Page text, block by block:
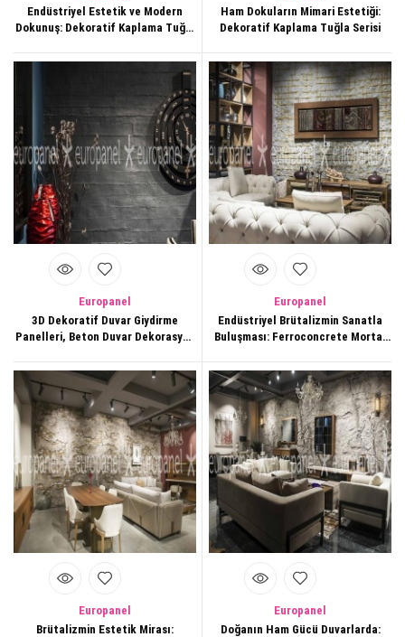
Endüstriyel Estetik ve Modern
Dokunuş: Dekoratif Kaplama Tuğla
Ham Dokuların Mimari Estetiği:
Dekoratif Kaplama Tuğla Serisi
Europanel
3D Dekoratif Duvar Giydirme
Panelleri, Beton Duvar Dekorasyon
Europanel
Endüstriyel Brütalizmin Sanatla
Buluşması: Ferroconcrete Mortar
Europanel
Brütalizmin Estetik Mirası:
Europanel
Doğanın Ham Gücü Duvarlarda: